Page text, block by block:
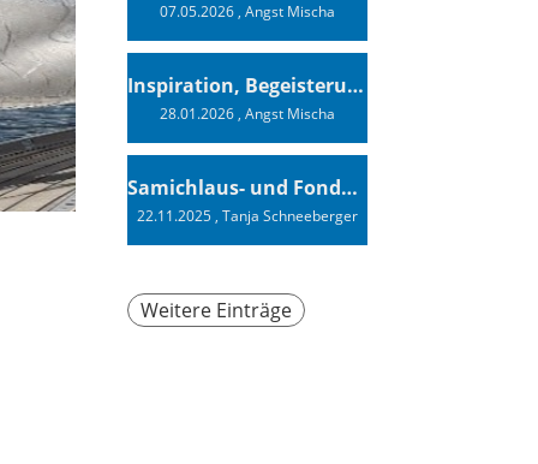
07.05.2026, Angst Mischa
Inspiration, Begeisterung - Ein Vortrag von Vendée-Globe-Finisher Oliver Heer
28.01.2026, Angst Mischa
Samichlaus- und Fonduabend
22.11.2025, Tanja Schneeberger
Weitere Einträge